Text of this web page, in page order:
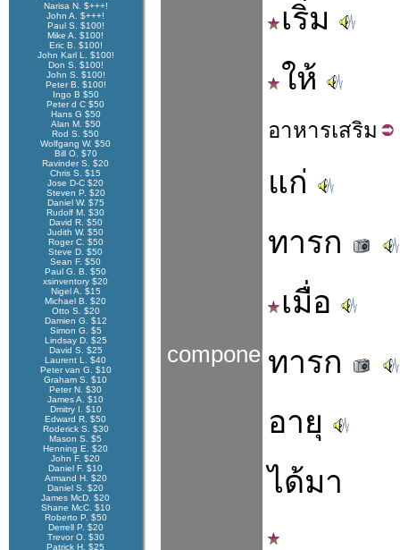
Narisa N. $+++!
John A. $+++!
Paul S. $100!
Mike A. $100!
Eric B. $100!
John Karl L. $100!
Don S. $100!
John S. $100!
Peter B. $100!
Ingo B $50
Peter d C $50
Hans G $50
Alan M. $50
Rod S. $50
Wolfgang W. $50
Bill O. $70
Ravinder S. $20
Chris S. $15
Jose D-C $20
Steven P. $20
Daniel W. $75
Rudolf M. $30
David R. $50
Judith W. $50
Roger C. $50
Steve D. $50
Sean F. $50
Paul G. B. $50
xsinventory $20
Nigel A. $15
Michael B. $20
Otto S. $20
Damien G. $12
Simon G. $5
Lindsay D. $25
David S. $25
Laurent L. $40
Peter van G. $10
Graham S. $10
Peter N. $30
James A. $10
Dmitry I. $10
Edward R. $50
Roderick S. $30
Mason S. $5
Henning E. $20
John F. $20
Daniel F. $10
Armand H. $20
Daniel S. $20
James McD. $20
Shane McC. $10
Roberto P. $50
Derrell P. $20
Trevor O. $30
Patrick H. $25
components
เริ่ม
ให้
อาหารเสริม
แก่
ทารก
เมื่อ
ทารก
อายุ
ได้มา